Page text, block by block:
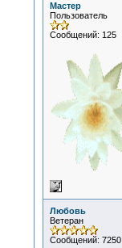
Мастер
Пользователь
Сообщений: 125
Любовь
Ветеран
Сообщений: 7250